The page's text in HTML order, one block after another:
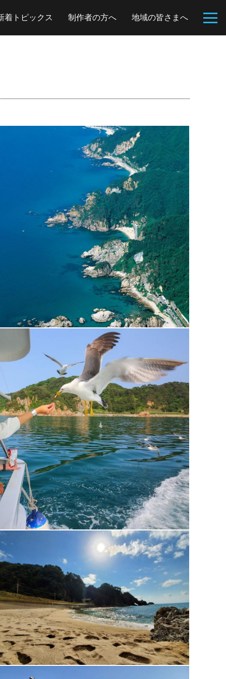
着トピックス 制作者の方へ 地域の皆さまへ